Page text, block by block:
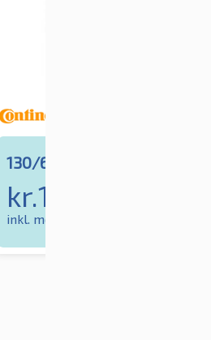
130/60B19 61H
kr.1245.30
inkl. moms